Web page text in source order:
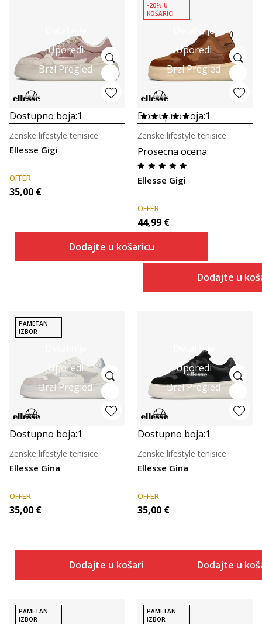
Uporedi
Brzi Pregled
Dostupno boja:1
Ellesse Gigi
Ženske lifestyle tenisice
OFFER
35,00 €
Dodajte u košaricu
Detaljnije
Uporedi
Brzi Pregled
-20% U
KOŠARICI
Dostupno boja:1
Prosecna ocena:
Ellesse Gigi
Ženske lifestyle tenisice
OFFER
44,99 €
Dodajte u
Uporedi
Brzi Pregled
PAMETAN
IZBOR
Dostupno boja:1
Ellesse Gina
Ženske lifestyle tenisice
OFFER
35,00 €
Dodajte u košaricu
Detaljnije
Uporedi
Brzi Pregled
Dostupno boja:1
Ellesse Gina
Ženske lifestyle tenisice
OFFER
35,00 €
Dodajte u
PAMETAN
IZBOR
PAMETAN
IZBOR